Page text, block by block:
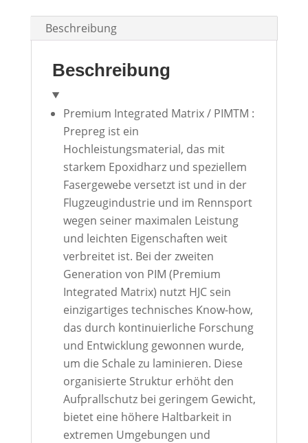
Beschreibung
Beschreibung
Premium Integrated Matrix / PIMTM :
Prepreg ist ein
Hochleistungsmaterial, das mit
starkem Epoxidharz und speziellem
Fasergewebe versetzt ist und in der
Flugzeugindustrie und im Rennsport
wegen seiner maximalen Leistung
und leichten Eigenschaften weit
verbreitet ist. Bei der zweiten
Generation von PIM (Premium
Integrated Matrix) nutzt HJC sein
einzigartiges technisches Know-how,
das durch kontinuierliche Forschung
und Entwicklung gewonnen wurde,
um die Schale zu laminieren. Diese
organisierte Struktur erhöht den
Aufprallschutz bei geringem Gewicht,
bietet eine höhere Haltbarkeit in
extremen Umgebungen und